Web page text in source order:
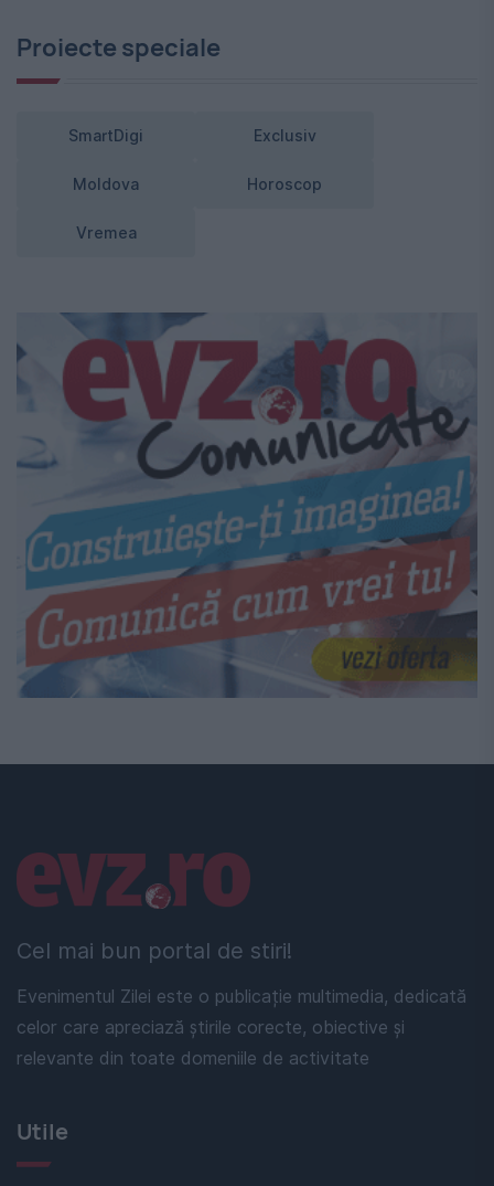
Proiecte speciale
SmartDigi Exclusiv
Moldova Horoscop
Vremea
Cel mai bun portal de stiri!
Evenimentul Zilei este o publicație multimedia, dedicată
celor care apreciază știrile corecte, obiective și
relevante din toate domeniile de activitate
Linkuri utile
Utile